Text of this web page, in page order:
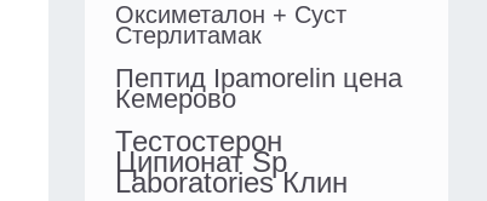
Оксиметалон + Суст
Стерлитамак
Пептид Ipamorelin цена
Кемерово
Тестостерон
Ципионат Sp
Laboratories Клин